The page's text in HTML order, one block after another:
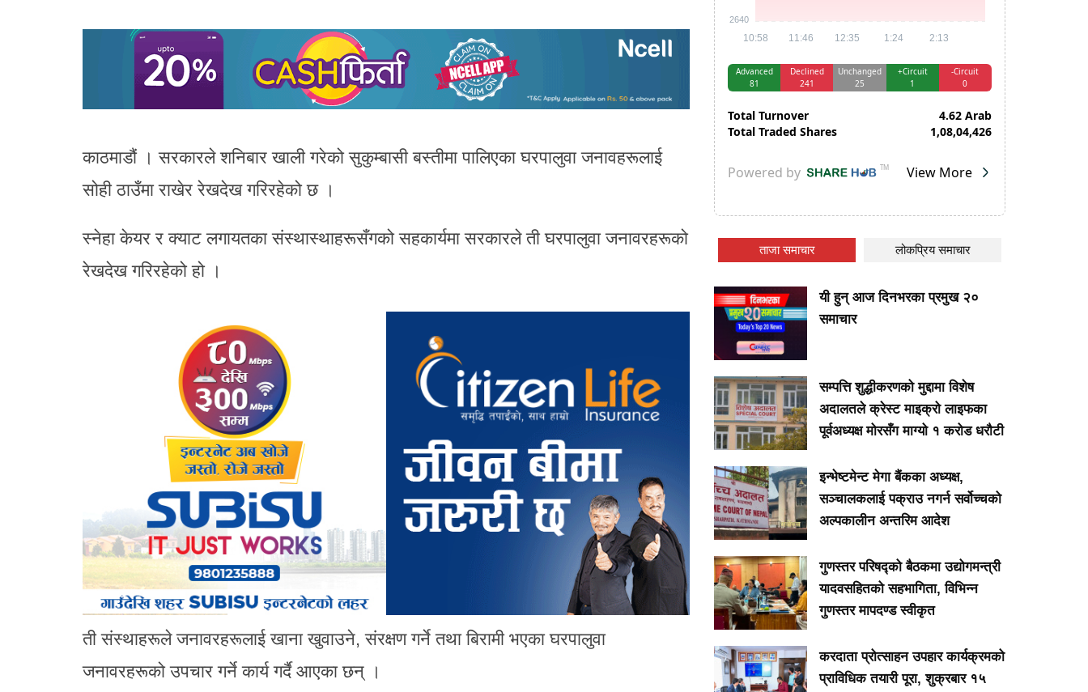
काठमाडौं । सरकारले शनिबार खाली गरेको सुकुम्बासी बस्तीमा पालिएका घरपालुवा जनावहरूलाई
सोही ठाउँमा राखेर रेखदेख गरिरहेको छ ।
स्नेहा केयर र क्याट लगायतका संस्थास्थाहरूसँगको सहकार्यमा सरकारले ती घरपालुवा जनावरहरूको
रेखदेख गरिरहेको हो ।
ती संस्थाहरूले जनावरहरूलाई खाना खुवाउने, संरक्षण गर्ने तथा बिरामी भएका घरपालुवा
जनावरहरूको उपचार गर्ने कार्य गर्दै आएका छन् ।
ताजा समाचार लोकप्रिय समाचार
यी हुन् आज दिनभरका प्रमुख २०
समाचार
सम्पत्ति शुद्धीकरणको मुद्दामा विशेष
अदालतले क्रेस्ट माइक्रो लाइफका
पूर्वअध्यक्ष मोरसँग माग्यो १ करोड धरौटी
इन्भेष्टमेन्ट मेगा बैंकका अध्यक्ष,
सञ्चालकलाई पक्राउ नगर्न सर्वोच्चको
अल्पकालीन अन्तरिम आदेश
गुणस्तर परिषद्को बैठकमा उद्योगमन्त्री
यादवसहितको सहभागिता, विभिन्न
गुणस्तर मापदण्ड स्वीकृत
करदाता प्रोत्साहन उपहार कार्यक्रमको
प्राविधिक तयारी पूरा, शुक्रबार १५